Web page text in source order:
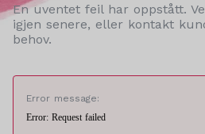
En uventet feil har oppstått.
igjen senere, eller kontakt
behov.
Error message:
Error: Request failed